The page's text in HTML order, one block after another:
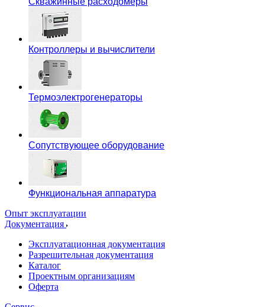
Контроллеры и вычислители
Термоэлектрогенераторы
Сопутствующее оборудование
Функциональная аппаратура
Опыт эксплуатации
Документация
Эксплуатационная документация
Разрешительная документация
Каталог
Проектным организациям
Оферта